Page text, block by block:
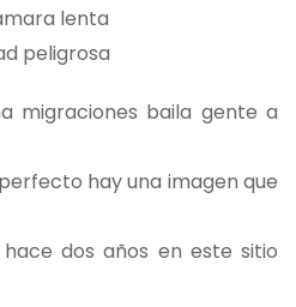
lenta
peligrosa
migraciones baila gente a
hay una imagen que
dos años en este sitio